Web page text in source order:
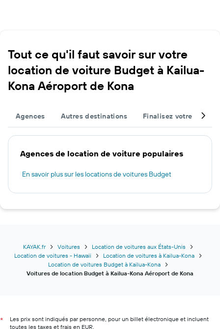
Tout ce qu'il faut savoir sur votre
location de voiture Budget à Kailua-
Kona Aéroport de Kona
Agences Autres destinations Finalisez votre voyage
Agences de location de voiture populaires
En savoir plus sur les locations de voitures Budget
KAYAK.fr Voitures
Location de voitures aux États-Unis
Location de voitures - Hawaii
Location de voitures à Kailua-Kona
Location de voitures Budget à Kailua-Kona
Voitures de location Budget à Kailua-Kona Aéroport de Kona
*
Les prix sont indiqués par personne, pour un billet électronique et incluent
toutes les taxes et frais en EUR.